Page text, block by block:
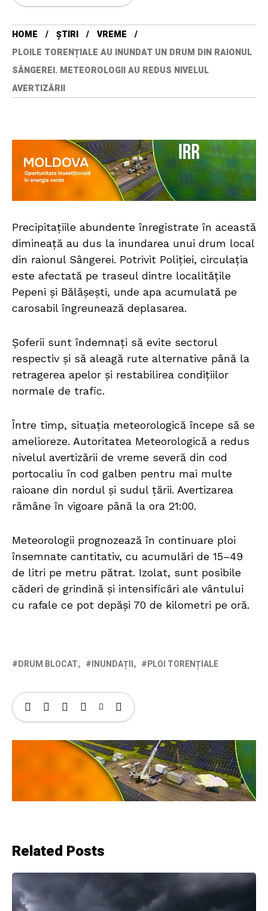
HOME ȘTIRI
VREME
PLOILE TORENȚIALE AU INUNDAT UN DRUM DIN RAIONUL
SÂNGEREI. METEOROLOGII AU REDUS NIVELUL
AVERTIZĂRII
Precipitațiile abundente înregistrate în această
dimineață au dus la inundarea unui drum local
din raionul Sângerei. Potrivit Poliției, circulația
este afectată pe traseul dintre localitățile
Pepeni și Bălășești, unde apa acumulată pe
carosabil îngreunează deplasarea.
Șoferii sunt îndemnați să evite sectorul
respectiv și să aleagă rute alternative până la
retragerea apelor și restabilirea condițiilor
normale de trafic.
Între timp, situația meteorologică începe să se
amelioreze. Autoritatea Meteorologică a redus
nivelul avertizării de vreme severă din cod
portocaliu în cod galben pentru mai multe
raioane din nordul și sudul țării. Avertizarea
rămâne în vigoare până la ora 21:00.
Meteorologii prognozează în continuare ploi
însemnate cantitativ, cu acumulări de 15–49
de litri pe metru pătrat. Izolat, sunt posibile
căderi de grindină și intensificări ale vântului
cu rafale ce pot depăși 70 de kilometri pe oră.
DRUM BLOCAT INUNDAȚII PLOI TORENȚIALE
Related Posts